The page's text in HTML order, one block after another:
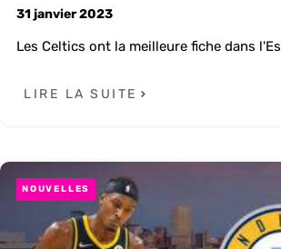
31 janvier 2023
Les Celtics ont la meilleure fiche dans
LIRE LA SUITE
NOUVELLES